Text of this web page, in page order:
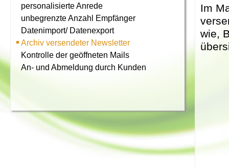
personalisierte Anrede
unbegrenzte Anzahl Empfänger
Datenimport/ Datenexport
Archiv versendeter Newsletter
Kontrolle der geöffneten Mails
An- und Abmeldung durch Kunden
Im
wie,